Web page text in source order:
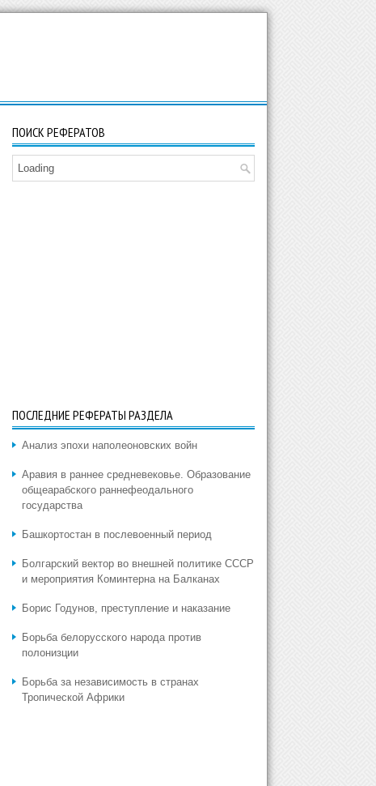
ПОИСК РЕФЕРАТОВ
Loading
ПОСЛЕДНИЕ РЕФЕРАТЫ РАЗДЕЛА
Анализ эпохи наполеоновских войн
Аравия в раннее средневековье. Образование
общеарабского раннефеодального
государства
Башкортостан в послевоенный период
Болгарский вектор во внешней политике СССР
и мероприятия Коминтерна на Балканах
Борис Годунов, преступление и наказание
Борьба белорусского народа против
полонизции
Борьба за независимость в странах
Тропической Африки